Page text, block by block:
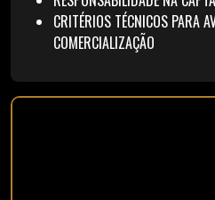
CRITÉRIOS TÉCNICOS PARA
COMERCIALIZAÇÃO